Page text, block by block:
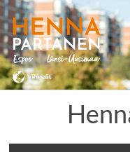
Skip
to
content